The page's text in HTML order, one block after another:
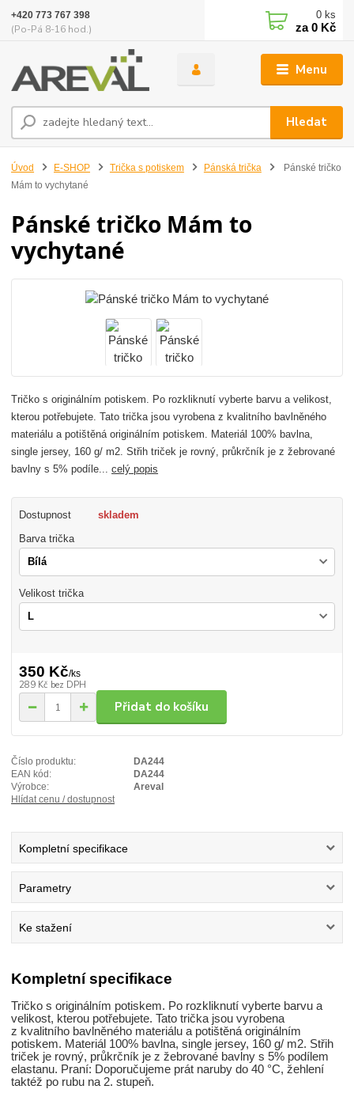
Menu
Hledat
+420 773 767 398
(Po-Pá 8-16 hod.)
0 ks
za0 Kč
Úvod E-SHOP Trička s potiskem Pánská trička
Pánské tričko
Mám to vychytané
Pánské tričko Mám to
vychytané
Tričko s originálním potiskem. Po rozkliknutí vyberte barvu a velikost,
kterou potřebujete. Tato trička jsou vyrobena z kvalitního bavlněného
materiálu a potištěná originálním potiskem. Materiál 100% bavlna,
single jersey, 160 g/ m2. Střih triček je rovný, průkrčník je z žebrované
bavlny s 5% podíle...celý popis
Dostupnost skladem
Barva trička
Velikost trička
350 Kč/ks
289 Kč bez DPH
Přidat do košíku
Číslo produktu:
DA244
EAN kód:
DA244
Výrobce:
Areval
Hlídat cenu / dostupnost
Kompletní specifikace
Parametry
Ke stažení
Kompletní specifikace
Tričko s originálním potiskem. Po rozkliknutí vyberte barvu a
velikost, kterou potřebujete. Tato trička jsou vyrobena
z kvalitního bavlněného materiálu a potištěná originálním
potiskem. Materiál 100% bavlna, single jersey, 160 g/ m2. Střih
triček je rovný, průkrčník je z žebrované bavlny s 5% podílem
elastanu. Praní: Doporučujeme prát naruby do 40 °C, žehlení
taktéž po rubu na 2. stupeň.